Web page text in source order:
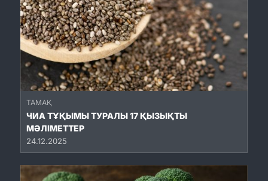
ТАМАҚ
ЧИА ТҰҚЫМЫ ТУРАЛЫ 17 ҚЫЗЫҚТЫ
МӘЛІМЕТТЕР
24.12.2025